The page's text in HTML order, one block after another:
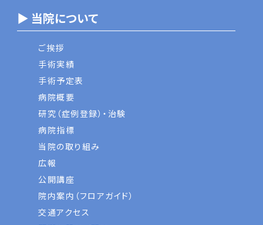
▶ 当院について
ご挨拶
手術実績
手術予定表
病院概要
研究（症例登録）・治験
病院指標
当院の取り組み
広報
公開講座
院内案内（フロアガイド）
交通アクセス